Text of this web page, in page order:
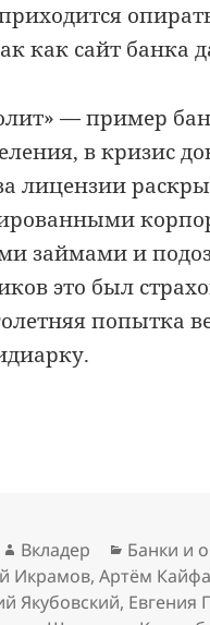
как сайт банка
— пример
в кризис
лицензии
займами и
это был
попытка
Автор
Вкладер Рубрики
Банки и
Икрамов,Артём
Якубовский, Евгения